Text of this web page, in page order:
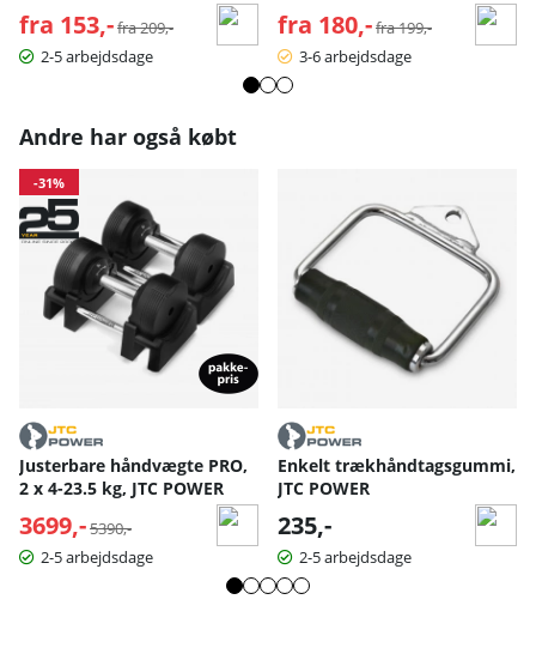
fra 153,- Normalpris:
fra 209,-
2-5 arbejdsdage
fra 180,- Normalpris:
fra 199,-
3-6 arbejdsdage
Andre har også købt
-31%
Justerbare håndvægte PRO,
2 x 4-23.5 kg, JTC POWER
3699,- Normalpris:
5390,-
2-5 arbejdsdage
Enkelt trækhåndtagsgummi,
JTC POWER
235,-
2-5 arbejdsdage